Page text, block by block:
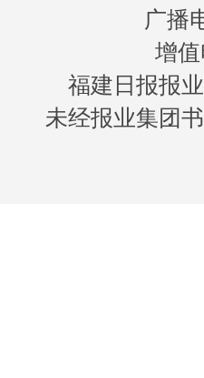
广播
增
福建日报报
未经报业集团